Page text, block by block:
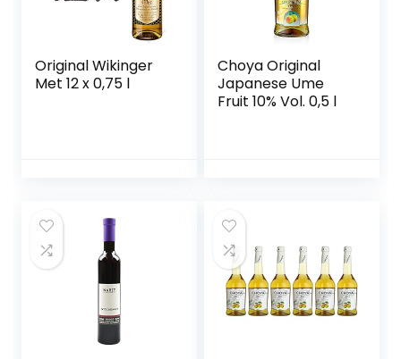
Original Wikinger
Met 12 x 0,75 l
Choya Original
Japanese Ume
Fruit 10% Vol. 0,5 l